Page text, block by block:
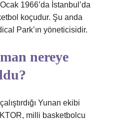
1966’da İstanbul’da
koçudur. Şu anda
Park’ın yöneticisidir.
nereye
Yunan ekibi
milli basketbolcu